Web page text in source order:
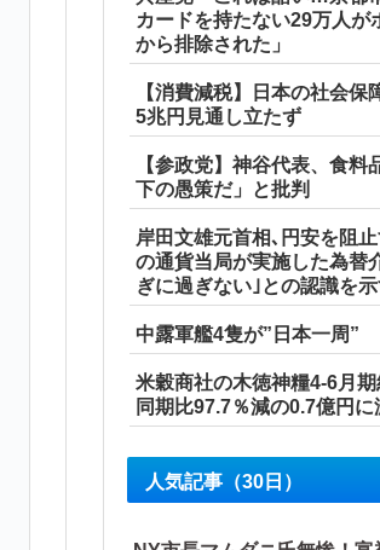
カードを持たない29万人が
から排除された」
【消費減税】日本の社会
5兆円見通し立たず
【参政党】神谷代表、食料
下の愚策だ」と批判
岸田文雄元首相､円安を阻
の通貨当局が実施した為替
ぎに過ぎない｣との認識を
中露軍艦4隻が”日本一周”
米穀商社の木徳神糧4-6月
同期比97.7％減の0.7億円に
人気記事（30日）